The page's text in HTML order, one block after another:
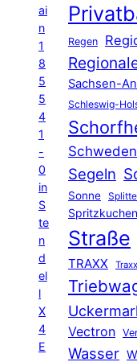
ai
n
1
8
5
5
4
1
-
0
in
S
te
n
d
el
l
X
4
E
Regen
Sachsen-
Schleswig-
Schweden
Segeln
Sonne
Spritzkuchen
Straße
TRAXX
Vectron
Wasser